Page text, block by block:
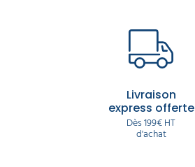
Livraison
express offerte
Dès 199€ HT
d'achat